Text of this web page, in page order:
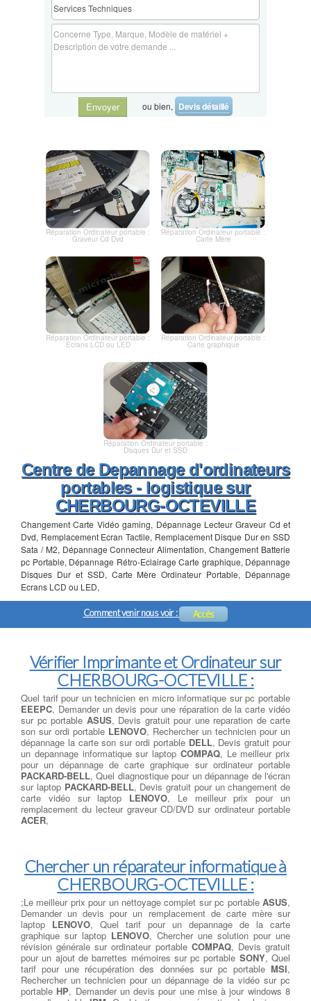
Envoyer ou bien, Devis détaillé
Réparation Ordinateur portable :
Graveur Cd Dvd
Réparation Ordinateur portable :
Carte Mère
Réparation Ordinateur portable :
Ecrans LCD ou LED
Réparation Ordinateur portable :
Carte graphique
Réparation Ordinateur portable :
Disques Dur et SSD
Centre de Depannage d'ordinateurs
portables - logistique sur
CHERBOURG-OCTEVILLE
Changement Carte Vidéo gaming, Dépannage Lecteur Graveur Cd et
Dvd, Remplacement Ecran Tactile, Remplacement Disque Dur en SSD
Sata / M2, Dépannage Connecteur Alimentation, Changement Batterie
pc Portable, Dépannage Rétro-Eclairage Carte graphique, Dépannage
Disques Dur et SSD, Carte Mère Ordinateur Portable, Dépannage
Ecrans LCD ou LED,
Comment venir nous voir : Accès
Vérifier Imprimante et Ordinateur sur
CHERBOURG-OCTEVILLE :
Quel tarif pour un technicien en micro informatique sur pc portable
EEEPC, Demander un devis pour une réparation de la carte vidéo
sur pc portable ASUS, Devis gratuit pour une reparation de carte
son sur ordi portable LENOVO, Rechercher un technicien pour un
dépannage la carte son sur ordi portable DELL, Devis gratuit pour
un depannage informatique sur laptop COMPAQ, Le meilleur prix
pour un dépannage de carte graphique sur ordinateur portable
PACKARD-BELL, Quel diagnostique pour un dépannage de l'écran
sur laptop PACKARD-BELL, Devis gratuit pour un changement de
carte vidéo sur laptop LENOVO, Le meilleur prix pour un
remplacement du lecteur graveur CD/DVD sur ordinateur portable
ACER,
Chercher un réparateur informatique à
CHERBOURG-OCTEVILLE :
;Le meilleur prix pour un nettoyage complet sur pc portable ASUS,
Demander un devis pour un remplacement de carte mère sur
laptop LENOVO, Quel tarif pour un depannage de la carte
graphique sur laptop LENOVO, Chercher une solution pour une
révision générale sur ordinateur portable COMPAQ, Devis gratuit
pour un ajout de barrettes mémoires sur pc portable SONY, Quel
tarif pour une récupération des données sur pc portable MSI,
Rechercher un technicien pour un dépannage de la vidéo sur pc
portable HP, Demander un devis pour une mise à jour windows 8